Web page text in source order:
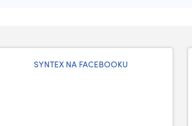
SYNTEX NA FACEBOOKU